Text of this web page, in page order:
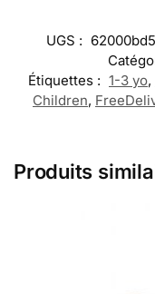
UGS :
Étiquettes : 1-3 yo,
Children,
Produits